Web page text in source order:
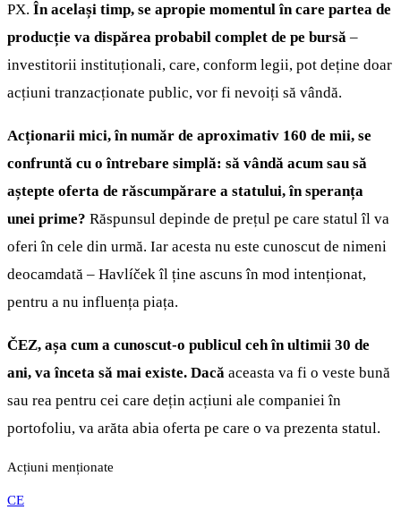
PX. În același timp, se apropie momentul în care partea de
producție va dispărea probabil complet de pe bursă –
investitorii instituționali, care, conform legii, pot deține doar
acțiuni tranzacționate public, vor fi nevoiți să vândă.
Acționarii mici, în număr de aproximativ 160 de mii, se
confruntă cu o întrebare simplă: să vândă acum sau să
aștepte oferta de răscumpărare a statului, în speranța
unei prime? Răspunsul depinde de prețul pe care statul îl va
oferi în cele din urmă. Iar acesta nu este cunoscut de nimeni
deocamdată – Havlíček îl ține ascuns în mod intenționat,
pentru a nu influența piața.
ČEZ, așa cum a cunoscut-o publicul ceh în ultimii 30 de
ani, va înceta să mai existe. Dacă aceasta va fi o veste bună
sau rea pentru cei care dețin acțiuni ale companiei în
portofoliu, va arăta abia oferta pe care o va prezenta statul.
Acțiuni menționate
CE